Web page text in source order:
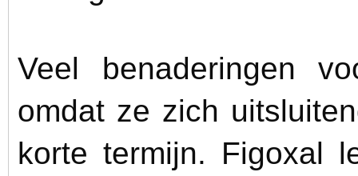
Veel benaderingen
omdat ze zich
korte termijn. Figoxal